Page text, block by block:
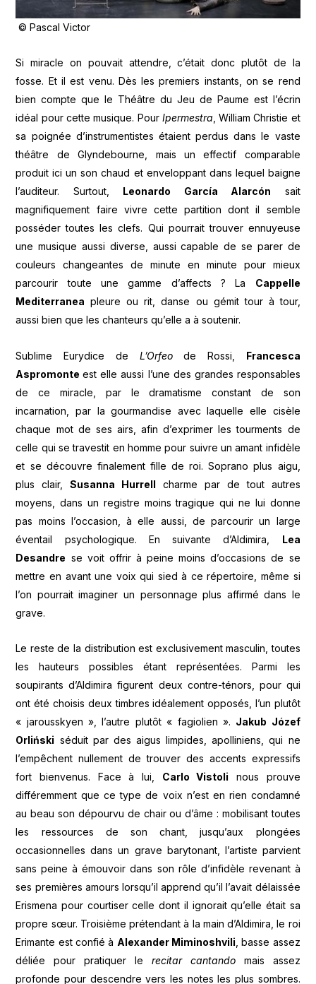
© Pascal Victor
Si miracle on pouvait attendre, c’était donc plutôt de la
fosse. Et il est venu. Dès les premiers instants, on se rend
bien compte que le Théâtre du Jeu de Paume est l’écrin
idéal pour cette musique. Pour Ipermestra , William Christie et
sa poignée d’instrumentistes étaient perdus dans le vaste
théâtre de Glyndebourne, mais un effectif comparable
produit ici un son chaud et enveloppant dans lequel baigne
l’auditeur. Surtout, Leonardo García Alarcón sait
magnifiquement faire vivre cette partition dont il semble
posséder toutes les clefs. Qui pourrait trouver ennuyeuse
une musique aussi diverse, aussi capable de se parer de
couleurs changeantes de minute en minute pour mieux
parcourir toute une gamme d’affects ? La Cappelle
Mediterranea pleure ou rit, danse ou gémit tour à tour,
aussi bien que les chanteurs qu’elle a à soutenir.
Sublime Eurydice de L’Orfeode Rossi, Francesca
Aspromonteest elle aussi l’une des grandes responsables
de ce miracle, par le dramatisme constant de son
incarnation, par la gourmandise avec laquelle elle cisèle
chaque mot de ses airs, afin d’exprimer les tourments de
celle qui se travestit en homme pour suivre un amant infidèle
et se découvre finalement fille de roi. Soprano plus aigu,
plus clair,Susanna Hurrell charme par de tout autres
moyens, dans un registre moins tragique qui ne lui donne
pas moins l’occasion, à elle aussi, de parcourir un large
éventail psychologique. En suivante d’Aldimira, Lea
Desandre se voit offrir à peine moins d’occasions de se
mettre en avant une voix qui sied à ce répertoire, même si
l’on pourrait imaginer un personnage plus affirmé dans le
grave.
Le reste de la distribution est exclusivement masculin, toutes
les hauteurs possibles étant représentées. Parmi les
soupirants d’Aldimira figurent deux contre-ténors, pour qui
ont été choisis deux timbres idéalement opposés, l’un plutôt
« jarousskyen », l’autre plutôt « fagiolien ». Jakub Józef
Orliński séduit par des aigus limpides, apolliniens, qui ne
l’empêchent nullement de trouver des accents expressifs
fort bienvenus. Face à lui, Carlo Vistoli nous prouve
différemment que ce type de voix n’est en rien condamné
au beau son dépourvu de chair ou d’âme : mobilisant toutes
les ressources de son chant, jusqu’aux plongées
occasionnelles dans un grave barytonant, l’artiste parvient
sans peine à émouvoir dans son rôle d’infidèle revenant à
ses premières amours lorsqu’il apprend qu’il l’avait délaissée
Erismena pour courtiser celle dont il ignorait qu’elle était sa
propre sœur. Troisième prétendant à la main d’Aldimira, le roi
Erimante est confié à Alexander Miminoshvili , basse assez
déliée pour pratiquer le recitar cantandomais assez
profonde pour descendre vers les notes les plus sombres.